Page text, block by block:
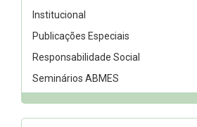
Institucional
Publicações Especiais
Responsabilidade Social
Seminários ABMES